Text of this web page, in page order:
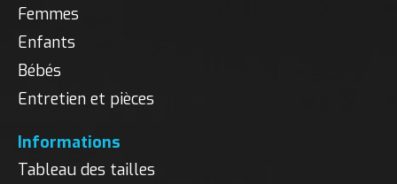
Femmes
Enfants
Bébés
Entretien et pièces
Informations
Tableau des tailles